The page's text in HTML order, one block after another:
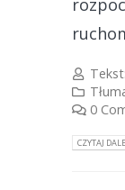
Tekst:
0
CZYTAJ